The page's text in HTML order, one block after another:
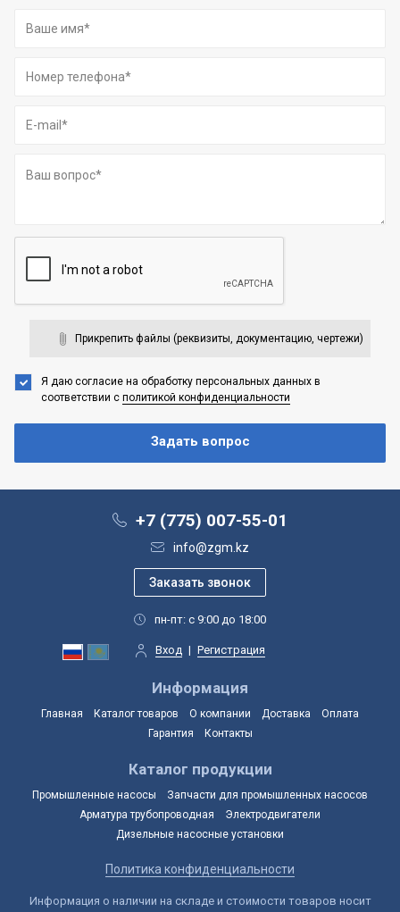
Прикрепить файлы (реквизиты, документацию, чертежи)
Я даю согласие на обработку персональных данных в
соответствии с политикой конфиденциальности
+7 (775) 007-55-01
info@zgm.kz
пн-пт: с 9:00 до 18:00
Вход | Регистрация
Информация
Главная Каталог товаров О компании Доставка
Оплата
Гарантия
Контакты
Каталог продукции
Промышленные насосы
Запчасти для промышленных насосов
Арматура трубопроводная
Электродвигатели
Дизельные насосные установки
Политика конфиденциальности
Информация о наличии на складе и стоимости товаров носит